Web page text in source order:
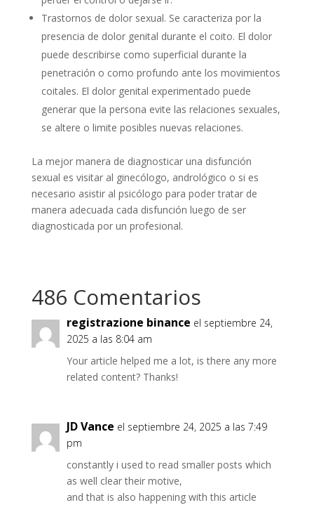
Trastornos de dolor sexual. Se caracteriza por la
presencia de dolor genital durante el coito. El dolor
puede describirse como superficial durante la
penetración o como profundo ante los movimientos
coitales. El dolor genital experimentado puede
generar que la persona evite las relaciones sexuales,
se altere o limite posibles nuevas relaciones.
La mejor manera de diagnosticar una disfunción
sexual es visitar al ginecólogo, andrológico o si es
necesario asistir al psicólogo para poder tratar de
manera adecuada cada disfunción luego de ser
diagnosticada por un profesional.
486 Comentarios
registrazione binance el septiembre 24,
2025 a las 8:04 am
Your article helped me a lot, is there any more
related content? Thanks!
JD Vance el septiembre 24, 2025 a las 7:49
pm
constantly i used to read smaller posts which
as well clear their motive,
and that is also happening with this article